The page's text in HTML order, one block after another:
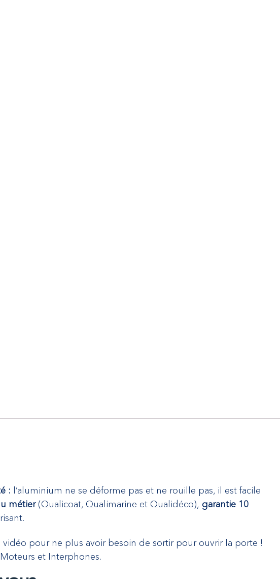
: l’aluminium ne se déforme pas et ne rouille pas, il est facile
métier(Qualicoat, Qualimarine et Qualidéco), garantie 10
pour ne plus avoir besoin de sortir pour ouvrir la porte !
et Interphones.